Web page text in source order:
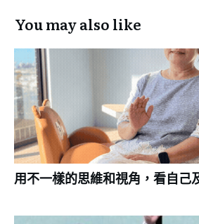
You may also like
用不一樣的思維和視角，看自己